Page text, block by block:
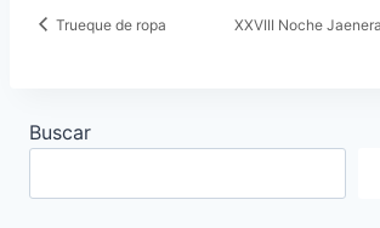
Trueque de ropa XXVIII Noche
Buscar